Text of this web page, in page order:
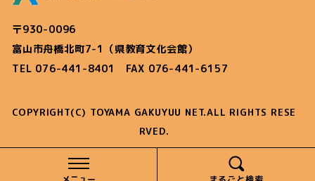
〒930-0096
富山市舟橋北町7-1（県教育文化会館）
TEL 076-441-8401 FAX 076-441-6157
COPYRIGHT(C) TOYAMA GAKUYUU NET.ALL RIGHTS RESE
RVED.